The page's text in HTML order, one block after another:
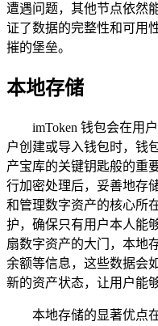
遭遇问题，其他节点依然
证了数据的完整性和可用
摧的堡垒。
本地存储
imToken 钱包会在用
户创建或导入钱包时，钱
产宝库的关键钥匙般的重
行加密处理后，妥善地存
和管理数字资产的核心所
护，确保只有用户本人能
扇数字资产的大门，本地
余额等信息，这些数据会
新的资产状态，让用户能
本地存储的显著优点